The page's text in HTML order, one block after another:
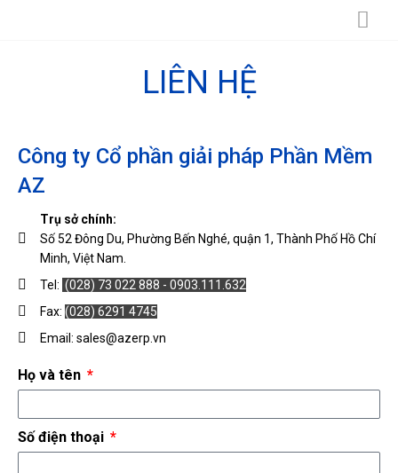
LIÊN HỆ
Công ty Cổ phần giải pháp Phần Mềm
AZ
Trụ sở chính:
Số 52 Đông Du, Phường Bến Nghé, quận 1, Thành Phố Hồ Chí
Minh, Việt Nam.
Tel: (028) 73 022 888 - 0903.111.632
Fax: (028) 6291 4745
Email: sales@azerp.vn
Họ và tên
Số điện thoại